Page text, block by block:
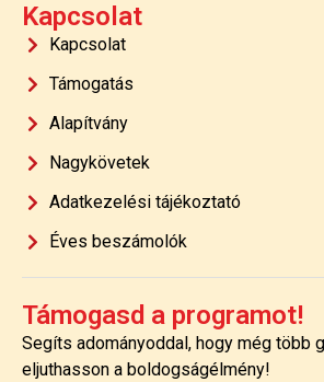
Kapcsolat
Kapcsolat
Támogatás
Alapítvány
Nagykövetek
Adatkezelési tájékoztató
Éves beszámolók
Támogasd a programot!
Segíts adományoddal, hogy még több
eljuthasson a boldogságélmény!